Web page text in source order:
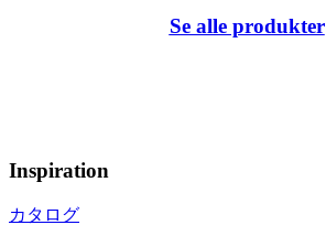
Se alle produkter
Inspiration
カタログ